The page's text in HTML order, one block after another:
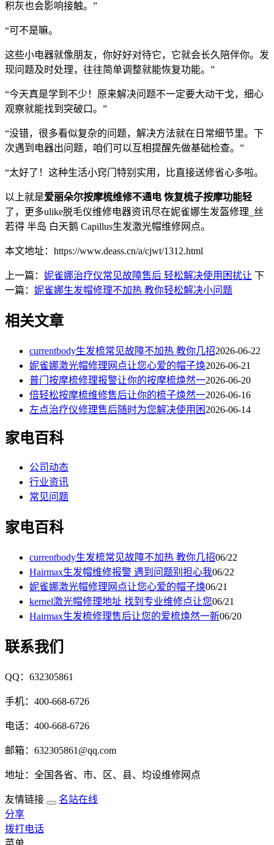
积灰也会影响接触。”
“可不是嘛。
这些小电器就像朋友，你好好对待它，它就会长久陪伴你。发
现问题及时处理，往往简单调整就能恢复功能。”
“今天真是学到不少！原来解决问题不一定要大动干戈，细心
观察就能找到突破口。”
“没错，很多看似复杂的问题，解决方法就在日常细节里。下
次遇到电器出问题，咱们可以互相提醒先做基础检查。”
“太好了！这种生活小窍门特别实用，比直接送修省心多啦。
以上就是爱丽朵尔按摩梳维修不通电 恢复梳子按摩功能轻
了，更多ulike脱毛仪维修电器资讯尽在妮雀娜生发盔修理_丝
若得 半岛 白天鹅 Capillus生发激光帽维修网点。
本文地址：https://www.deass.cn/a/cjwt/1312.html
上一篇： 妮雀娜治疗仪常见故障售后 轻松解决使用困扰让 下
一篇： 妮雀娜生发帽修理不加热 教你轻松解决小问题
相关文章
currentbody生发梳常见故障不加热 教你几招2026-06-22
妮雀娜激光帽修理网点让您心爱的帽子焕2026-06-21
普门按摩梳修理报警让你的按摩梳焕然一2026-06-20
倍轻松按摩梳维修售后让你的梳子焕然一2026-06-16
左点治疗仪修理售后随时为您解决使用困 2026-06-14
家电百科
公司动态
行业资讯
常见问题
家电百科
currentbody生发梳常见故障不加热 教你几招06/22
Hairmax生发帽维修报警 遇到问题别担心我06/22
妮雀娜激光帽修理网点让您心爱的帽子焕06/21
kernel激光帽修理地址 找到专业维修点让您06/21
Hairmax生发梳修理售后让您的爱梳焕然一新06/20
联系我们
QQ：632305861
手机：400-668-6726
电话：400-668-6726
邮箱：632305861@qq.com
地址：全国各省、市、区、县、均设维修网点
友情链接
名站在线
分享
拨打电话